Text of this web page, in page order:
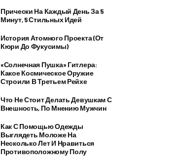
Прически На Каждый День За 5
Минут, 5 Стильных Идей
История Атомного Проекта (от
Кюри До Фукусимы)
«Солнечная Пушка» Гитлера:
Какое Космическое Оружие
Строили В Третьем Рейхе
Что Не Стоит Делать Девушкам С
Внешность, По Мнению Мужчин
Как С Помощью Одежды
Выглядеть Моложе На
Несколько Лет И Нравиться
Противоположному Полу